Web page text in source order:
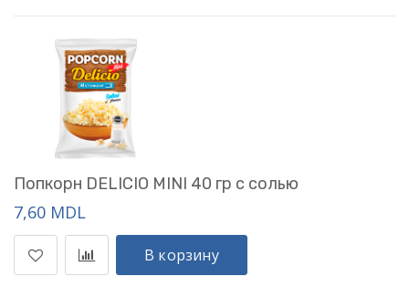
Попкорн DELICIO MINI 40 гр с солью
7,60 MDL
В корзину